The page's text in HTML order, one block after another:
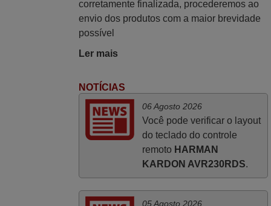
sobre a minha opinião, quero deixar aqui
o meu testemunho sobre a experiência
minha encomenda supra: Acolhimento da
clareza de instruções durante o processo,
qualidade do produto, cumprimento dos
prazos A TUDO ISTO DOU DOU A NOTA
MÁXIMA DE 5 ESTRELAS.
Sinceramente, faço votos para que assim
continuem, pois infelizmente vai sendo
online com o cliente seja tão prática e
eficiente como a demonstrada por vós.
corretamente finalizada, procederemos ao
envio dos produtos com a maior brevidade
possível
Ler mais
NOTÍCIAS
06 Agosto 2026
Você pode verificar o layout
do teclado do controle
remoto HARMAN
KARDON AVR230RDS.
05 Agosto 2026